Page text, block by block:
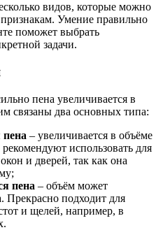
видов, которые можно
Умение правильно
поможет выбрать
задачи.
пена увеличивается в
связаны два основных типа:
– увеличивается в объёме
использовать для
и дверей, так как она
пена – объём может
Прекрасно подходит для
и щелей, например, в